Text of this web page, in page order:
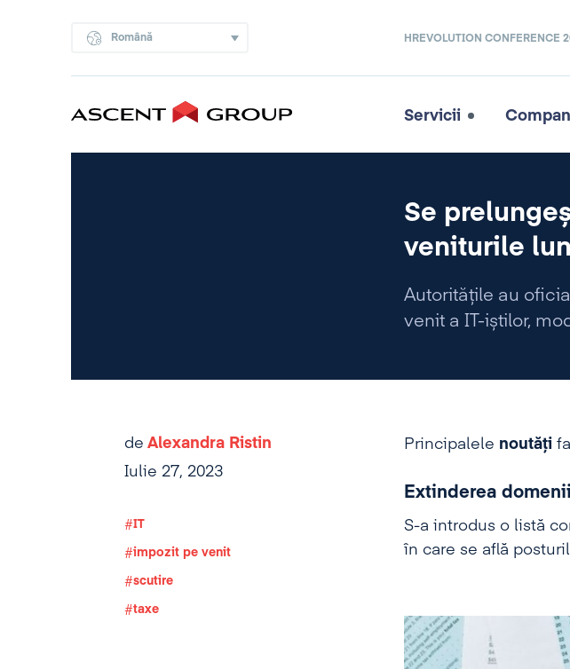
Română HREVOLUTION CONFERENCE
Servicii
Se
veniturile
Autoritățile au
venit a IT-iștilor,
de Alexandra Ristin
Iulie 27, 2023
IT
impozit pe venit
scutire
taxe
Principalele noutăți
Extinderea
S-a introdus o listă
în care se află